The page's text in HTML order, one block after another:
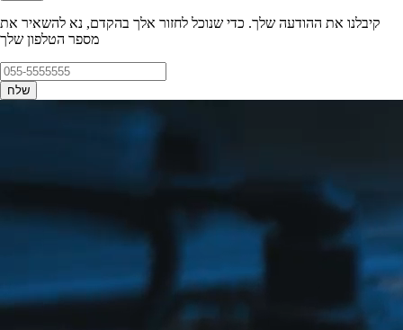
קיבלנו את ההודעה שלך. כדי שנוכל לחזור אלך בהקדם, נא להשאיר את
מספר הטלפון שלך
שלח